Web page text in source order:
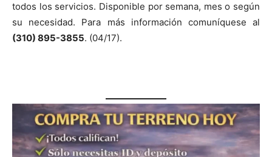
todos los servicios. Disponible por semana, mes o según
su necesidad. Para más información comuníquese al
(310) 895-3855. (04/17).